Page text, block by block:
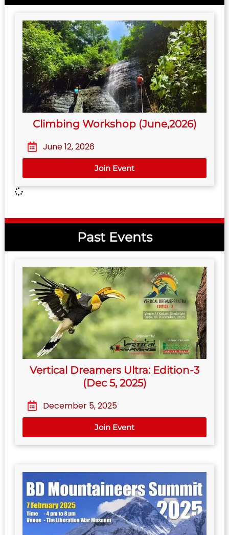
Climbing Workshop (June,2026)
June 12, 2026
Join Event
Past Events
Vertical Dreamers Ultra: Edition-3
(Dec 5, 2025)
December 5, 2025
Join Event